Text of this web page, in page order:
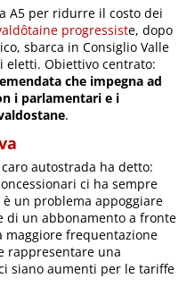
A5 per ridurre il costo dei
progressiste, dopo
sbarca in Consiglio Valle
eletti. Obiettivo centrato:
che impegna ad
i parlamentari e i
.
autostrada ha detto:
ci ha sempre
un problema appoggiare
di un abbonamento a fronte
maggiore frequentazione
rappresentare una
siano aumenti per le tariffe